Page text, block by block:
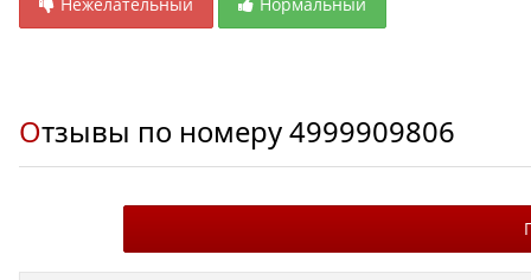
Отзывы по номеру4999909806